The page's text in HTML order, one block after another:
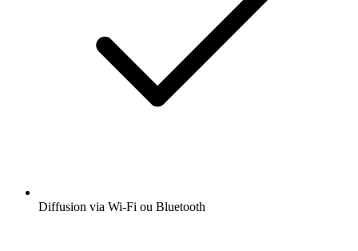
Diffusion via Wi-Fi ou Bluetooth